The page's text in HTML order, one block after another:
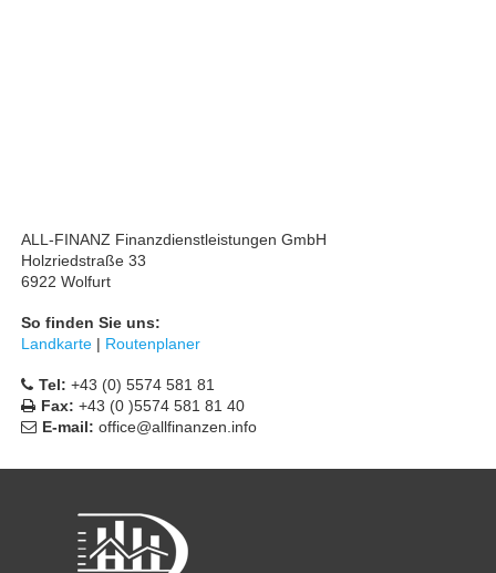
ALL-FINANZ Finanzdienstleistungen GmbH
Holzriedstraße 33
6922 Wolfurt
So finden Sie uns:
Landkarte | Routenplaner
Tel: +43 (0) 5574 581 81
Fax: +43 (0 )5574 581 81 40
E-mail: office@allfinanzen.info